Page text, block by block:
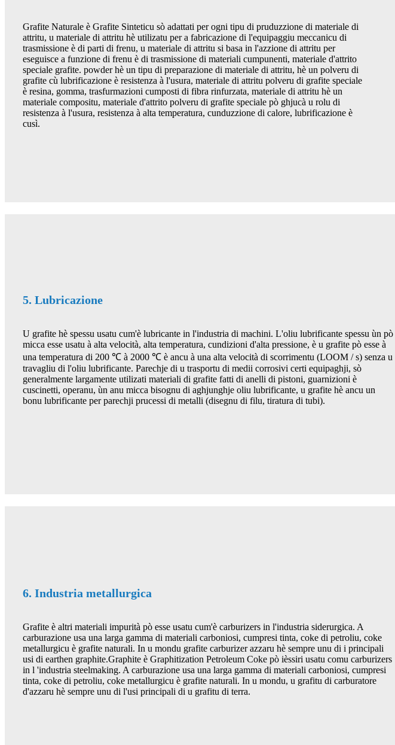
Grafite Naturale è Grafite Sinteticu sò adattati per ogni tipu di pruduzzione di materiale di
attritu, u materiale di attritu hè utilizatu per a fabricazione di l'equipaggiu meccanicu di
trasmissione è di parti di frenu, u materiale di attritu si basa in l'azzione di attritu per
eseguisce a funzione di frenu è di trasmissione di materiali cumpunenti, materiale d'attrito
speciale grafite. powder hè un tipu di preparazione di materiale di attritu, hè un polveru di
grafite cù lubrificazione è resistenza à l'usura, materiale di attritu polveru di grafite speciale
è resina, gomma, trasfurmazioni cumposti di fibra rinfurzata, materiale di attritu hè un
materiale compositu, materiale d'attrito polveru di grafite speciale pò ghjucà u rolu di
resistenza à l'usura, resistenza à alta temperatura, cunduzzione di calore, lubrificazione è
cusì.
5. Lubricazione
U grafite hè spessu usatu cum'è lubricante in l'industria di machini. L'oliu lubrificante spessu ùn pò
micca esse usatu à alta velocità, alta temperatura, cundizioni d'alta pressione, è u grafite pò esse à
una temperatura di 200 ℃ à 2000 ℃ è ancu à una alta velocità di scorrimentu (LOOM / s) senza u
travagliu di l'oliu lubrificante. Parechje di u trasportu di medii corrosivi certi equipaghji, sò
generalmente largamente utilizati materiali di grafite fatti di anelli di pistoni, guarnizioni è
cuscinetti, operanu, ùn anu micca bisognu di aghjunghje oliu lubrificante, u grafite hè ancu un
bonu lubrificante per parechji prucessi di metalli (disegnu di filu, tiratura di tubi).
6. Industria metallurgica
Grafite è altri materiali impurità pò esse usatu cum'è carburizers in l'industria siderurgica. A
carburazione usa una larga gamma di materiali carboniosi, cumpresi tinta, coke di petroliu, coke
metallurgicu è grafite naturali. In u mondu grafite carburizer azzaru hè sempre unu di i principali
usi di earthen graphite.Graphite è Graphitization Petroleum Coke pò ièssiri usatu comu carburizers
in l 'industria steelmaking. A carburazione usa una larga gamma di materiali carboniosi, cumpresi
tinta, coke di petroliu, coke metallurgicu è grafite naturali. In u mondu, u grafitu di carburatore
d'azzaru hè sempre unu di l'usi principali di u grafitu di terra.